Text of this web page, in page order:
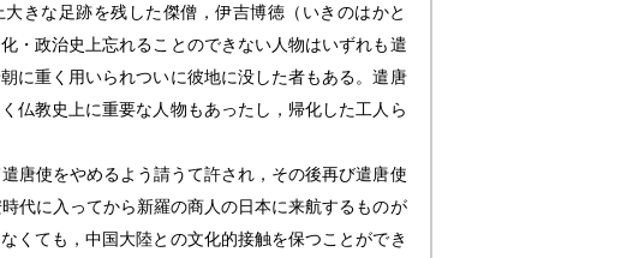
きな足跡を残した傑僧，伊吉博徳（いきのはかと
・政治史上忘れることのできない人物はいずれも遣
に重く用いられついに彼地に没した者もある。遣唐
仏教史上に重要な人物もあったし，帰化した工人ら
唐使をやめるよう請うて許され，その後再び遣唐使
代に入ってから新羅の商人の日本に来航するものが
くても，中国大陸との文化的接触を保つことができ